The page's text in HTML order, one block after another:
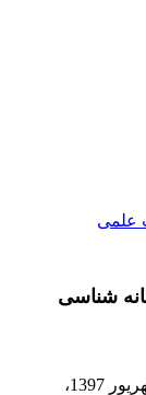
علمی
شناسی
1397
،